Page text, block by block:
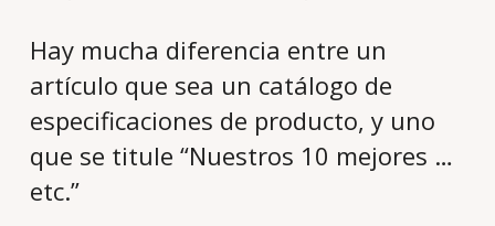
Hay mucha diferencia entre un
artículo que sea un catálogo de
especificaciones de producto, y uno
que se titule “Nuestros 10 mejores …
etc.”